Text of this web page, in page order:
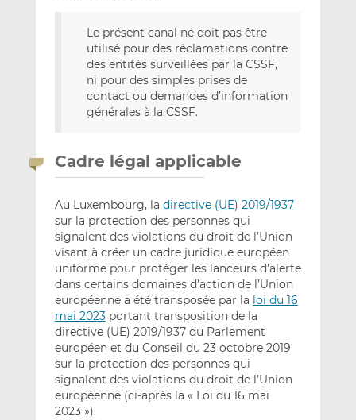
Le présent canal ne doit pas être
utilisé pour des réclamations contre
des entités surveillées par la CSSF,
ni pour des simples prises de
contact ou demandes d’information
générales à la CSSF.
Cadre légal applicable
Au Luxembourg, la directive (UE) 2019/1937
sur la protection des personnes qui
signalent des violations du droit de l’Union
visant à créer un cadre juridique européen
uniforme pour protéger les lanceurs d’alerte
dans certains domaines d’action de l’Union
européenne a été transposée par la loi du 16
mai 2023portant transposition de la
directive (UE) 2019/1937 du Parlement
européen et du Conseil du 23 octobre 2019
sur la protection des personnes qui
signalent des violations du droit de l’Union
européenne (ci-après la « Loi du 16 mai
2023 »).